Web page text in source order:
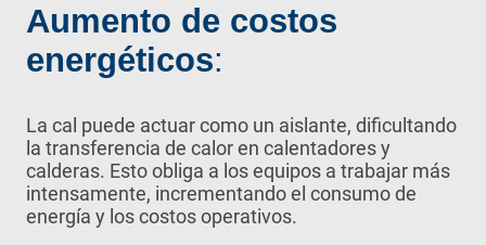
Aumento de costos
energéticos:
La cal puede actuar como un aislante, dificultando
la transferencia de calor en calentadores y
calderas. Esto obliga a los equipos a trabajar más
intensamente, incrementando el consumo de
energía y los costos operativos.